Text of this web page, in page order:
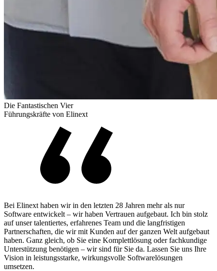
Die Fantastischen Vier
Führungskräfte von Elinext
Bei Elinext haben wir in den letzten 28 Jahren mehr als nur
Software entwickelt – wir haben Vertrauen aufgebaut. Ich bin stolz
auf unser talentiertes, erfahrenes Team und die langfristigen
Partnerschaften, die wir mit Kunden auf der ganzen Welt aufgebaut
haben. Ganz gleich, ob Sie eine Komplettlösung oder fachkundige
Unterstützung benötigen – wir sind für Sie da. Lassen Sie uns Ihre
Vision in leistungsstarke, wirkungsvolle Softwarelösungen
umsetzen.